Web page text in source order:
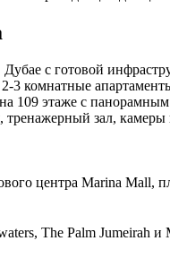
с готовой
3 комнатные
109 этаже с
тренажерный зал,
центра Marina Mall,
The Palm Jumeirah и